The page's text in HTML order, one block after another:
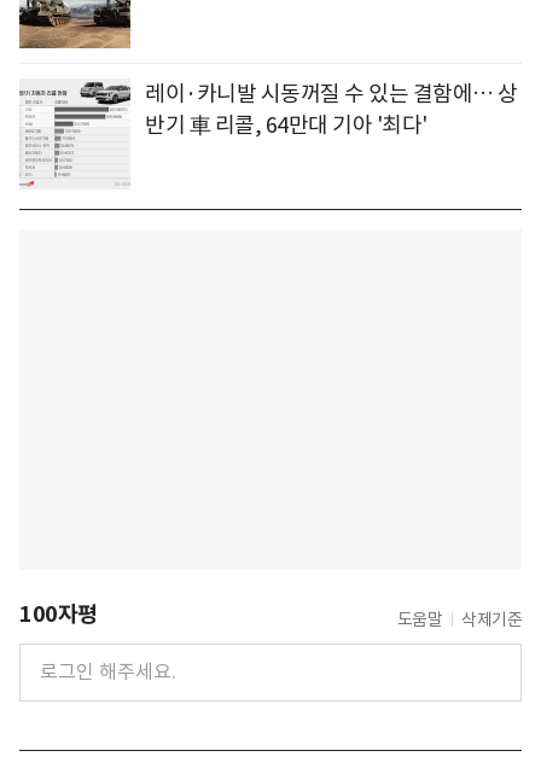
레이·카니발 시동꺼질 수 있는 결함에… 상
반기 車 리콜, 64만대 기아 '최다'
100자평 도움말 삭제기준